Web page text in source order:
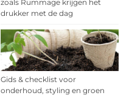
zoals Rummage krijgen het
drukker met de dag
Gids & checklist voor
onderhoud, styling en groen